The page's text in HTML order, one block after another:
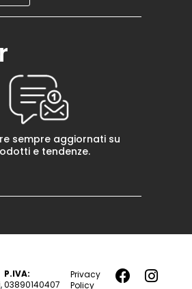
sempre aggiornati su
e tendenze.
P.IVA:
03890140407
Privacy
Policy